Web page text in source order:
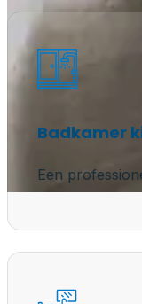
Badkamer
Een